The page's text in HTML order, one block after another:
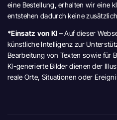
eine Bestellung, erhalten wir eine
entstehen dadurch keine
*Einsatz von KI – Auf dieser
künstliche Intelligenz zur
Bearbeitung von Texten sowie für
KI-generierte Bilder dienen der
reale Orte, Situationen oder